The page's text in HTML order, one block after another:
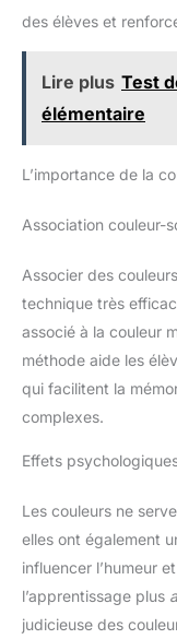
IMPERMÉABLE
résistant à l'eau et
un chiffon
engageons à
et un service
des élèves et
Lire plus Test
élémentaire
L’importance de la
Association couleur-
Associer des
technique très
associé à la couleur
méthode aide les
qui facilitent la
complexes.
Effets
Les couleurs ne
elles ont également
influencer l’humeur
l’apprentissage plus
judicieuse des